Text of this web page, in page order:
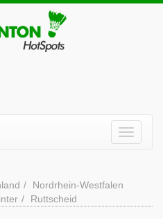
Nordrhein-Westfalen
Ruttscheid